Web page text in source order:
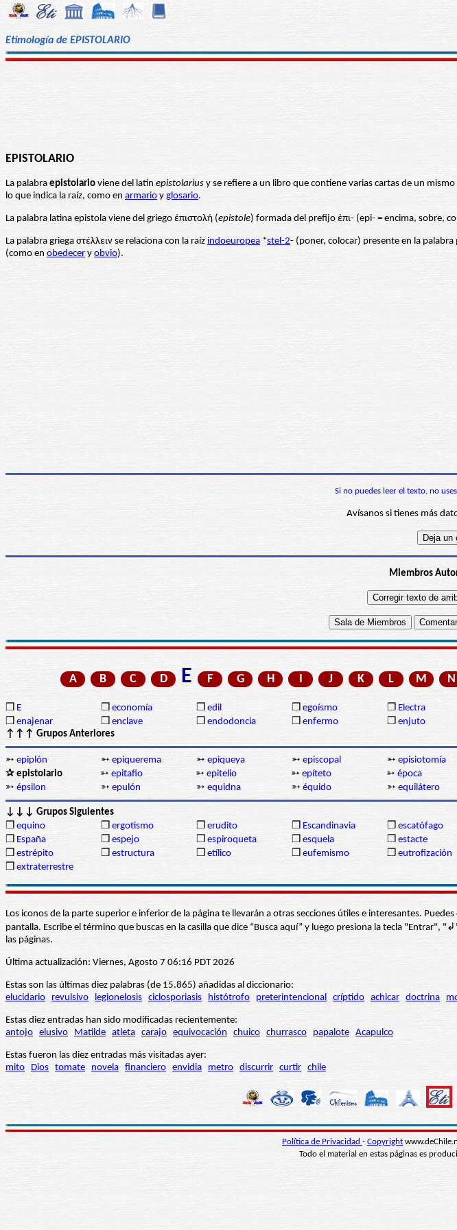
Etimología de EPISTOLARIO
EPISTOLARIO
La palabra epistolario viene del latín epistolarius y se refiere a un libro que contiene varias cartas de un
lo que indica la raíz, como en armario y glosario.
La palabra latina epistola viene del griego ἐπιστολή (epistole) formada del prefijo ἐπι- (epi- = encima, sobre,
La palabra griega στέλλειν se relaciona con la raíz indoeuropea *stel-2- (poner, colocar) presente en la palabra
(como en obedecer y obvio).
Si no puedes leer el texto, no
Avísanos si tienes más
Miembros
A B C D E F G H I J K L M N
❒ E ❒ economía ❒ edil ❒ egoísmo ❒ Electra
❒ enajenar ❒ enclave ❒ endodoncia ❒ enfermo ❒ enjuto
↑↑↑ Grupos Anteriores
➳ epiplón ➳ epiquerema ➳ epiqueya ➳ episcopal ➳ episiotomía
✰ epistolario
➳ epitafio ➳ epitelio ➳ epíteto ➳ época
➳ épsilon ➳ epulón ➳ equidna ➳ équido ➳ equilátero
↓↓↓ Grupos Siguientes
❒ equino ❒ ergotismo ❒ erudito ❒ Escandinavia ❒ escatófago
❒ España ❒ espejo ❒ espiroqueta ❒ esquela ❒ estacte
❒ estrépito ❒ estructura ❒ etílico ❒ eufemismo ❒ eutrofización
❒ extraterrestre
Los iconos de la parte superior e inferior de la página te llevarán a otras secciones útiles e interesantes.
pantalla. Escribe el término que buscas en la casilla que dice “Busca aquí” y luego presiona la tecla
las páginas.
Última actualización: Viernes, Agosto 7 06:16 PDT 2026
Estas son las últimas diez palabras (de 15.865) añadidas al diccionario:
elucidario
revulsivo legionelosis ciclosporiasis histótrofo preterintencional críptido achicar doctrina
Estas diez entradas han sido modificadas recientemente:
antojo elusivo Matilde atleta carajo equivocación chuico churrasco papalote Acapulco
Estas fueron las diez entradas más visitadas ayer:
mito
Dios tomate novela financiero envidia metro discurrir curtir chile
Política de Privacidad - Copyright
Todo el material en estas páginas es